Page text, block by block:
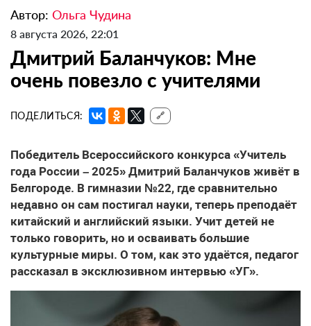
Автор: Ольга Чудина
8 августа 2026, 22:01
Дмитрий Баланчуков: Мне
очень повезло с учителями
ПОДЕЛИТЬСЯ: 🔗
Победитель Всероссийского конкурса «Учитель
года России – 2025» Дмитрий Баланчуков живёт в
Белгороде. В гимназии №22, где сравнительно
недавно он сам постигал науки, теперь преподаёт
китайский и английский языки. Учит детей не
только говорить, но и осваивать большие
культурные миры. О том, как это удаётся, педагог
рассказал в эксклюзивном интервью «УГ».